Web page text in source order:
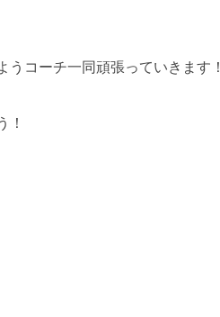
コーチ一同頑張っていきます！
！